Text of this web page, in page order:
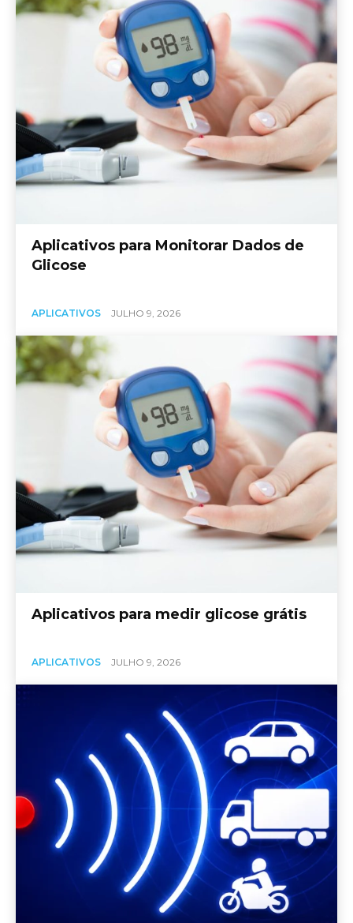
Aplicativos para Monitorar Dados de
Glicose
APLICATIVOS JULHO 9, 2026
Aplicativos para medir glicose grátis
APLICATIVOS JULHO 9, 2026